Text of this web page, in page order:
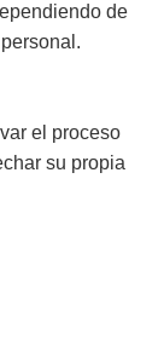
de
el proceso
su propia